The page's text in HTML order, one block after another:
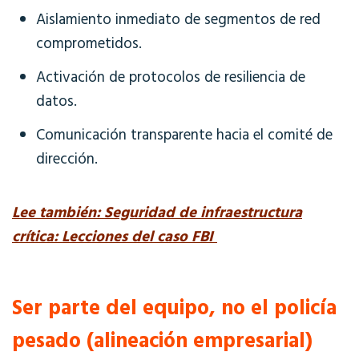
Aislamiento inmediato de segmentos de red
comprometidos.
Activación de protocolos de resiliencia de
datos.
Comunicación transparente hacia el comité de
dirección.
Lee también: Seguridad de infraestructura
crítica: Lecciones del caso FBI
Ser parte del equipo, no el policía
pesado (alineación empresarial)